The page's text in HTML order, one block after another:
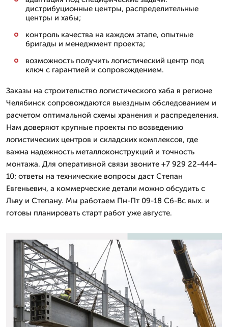
дистрибуционные центры, распределительные
центры и хабы;
контроль качества на каждом этапе, опытные
бригады и менеджмент проекта;
возможность получить логистический центр под
ключ с гарантией и сопровождением.
Заказы на строительство логистического хаба в регионе
Челябинск сопровождаются выездным обследованием и
расчетом оптимальной схемы хранения и распределения.
Нам доверяют крупные проекты по возведению
логистических центров и складских комплексов, где
важна надежность металлоконструкций и точность
монтажа. Для оперативной связи звоните +7 929 22-444-
10; ответы на технические вопросы даст Степан
Евгеньевич, а коммерческие детали можно обсудить с
Льву и Степану. Мы работаем Пн-Пт 09-18 Сб-Вс вых. и
готовы планировать старт работ уже августе.